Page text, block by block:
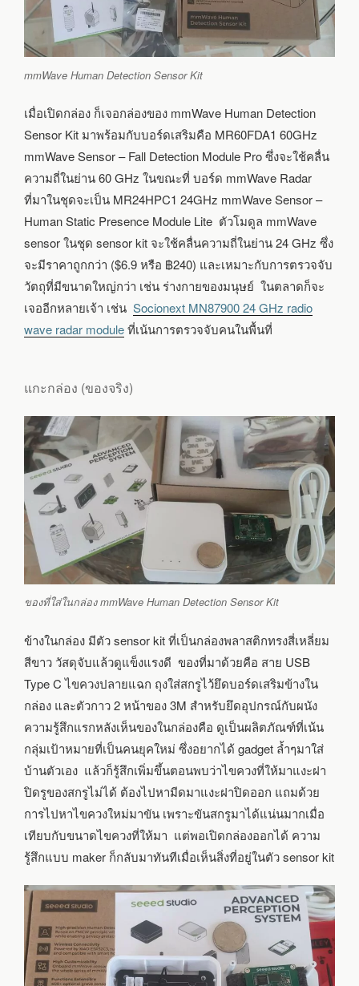
mmWave Human Detection Sensor Kit
เมื่อเปิดกล่อง ก็เจอกล่องของ mmWave Human Detection
Sensor Kit มาพร้อมกับบอร์ดเสริมคือ MR60FDA1 60GHz
mmWave Sensor – Fall Detection Module Pro ซึ่งจะใช้คลื่น
ความถี่ในย่าน 60 GHz ในขณะที่ บอร์ด mmWave Radar
ที่มาในชุดจะเป็น MR24HPC1 24GHz mmWave Sensor –
Human Static Presence Module Lite ตัวโมดูล mmWave
sensor ในชุด sensor kit จะใช้คลื่นความถี่ในย่าน 24 GHz ซึ่ง
จะมีราคาถูกกว่า ($6.9 หรือ ฿240) และเหมาะกับการตรวจจับ
วัตถุที่มีขนาดใหญ่กว่า เช่น ร่างกายของมนุษย์ ในตลาดก็จะ
เจออีกหลายเจ้า เช่น Socionext MN87900 24 GHz radio
wave radar moduleที่เน้นการตรวจจับคนในพื้นที่
แกะกล่อง (ของจริง)
ของที่ใส่ในกล่อง mmWave Human Detection Sensor Kit
ข้างในกล่อง มีตัว sensor kit ที่เป็นกล่องพลาสติกทรงสี่เหลี่ยม
สีขาว วัสดุจับแล้วดูแข็งแรงดี ของที่มาด้วยคือ สาย USB
Type C ไขควงปลายแฉก ถุงใส่สกรูไว้ยึดบอร์ดเสริมข้างใน
กล่อง และตัวกาว 2 หน้าของ 3M สำหรับยึดอุปกรณ์กับผนัง
ความรู้สึกแรกหลังเห็นของในกล่องคือ ดูเป็นผลิตภัณฑ์ที่เน้น
กลุ่มเป้าหมายที่เป็นคนยุคใหม่ ซึ่งอยากได้ gadget ล้ำๆมาใส่
บ้านตัวเอง แล้วก็รู้สึกเพิ่มขึ้นตอนพบว่าไขควงที่ให้มาแงะฝา
ปิดรูของสกรูไม่ได้ ต้องไปหามีดมาแงะฝาปิดออก แถมด้วย
การไปหาไขควงใหม่มาขัน เพราะขันสกรูมาได้แน่นมากเมื่อ
เทียบกับขนาดไขควงที่ให้มา แต่พอเปิดกล่องออกได้ ความ
รู้สึกแบบ maker ก็กลับมาทันทีเมื่อเห็นสิ่งที่อยู่ในตัว sensor kit